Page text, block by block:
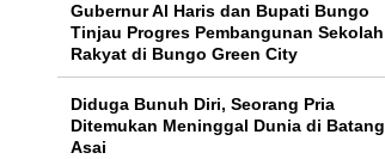
​Gubernur Al Haris dan Bupati Bungo
Tinjau Progres Pembangunan Sekolah
Rakyat di Bungo Green City
Diduga Bunuh Diri, Seorang Pria
Ditemukan Meninggal Dunia di Batang
Asai